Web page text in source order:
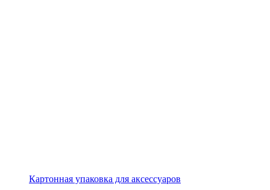
Картонная упаковка для аксессуаров